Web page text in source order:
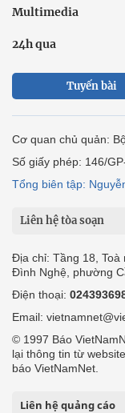
Multimedia
24h qua
Tuyến bài
Cơ quan chủ quản:
Số giấy phép: 146/
Tổng biên tập:
Liên hệ tòa soạn
Địa chỉ: Tầng 18, Toà
Đình Nghệ, phường
Điện thoại:
Email:
© 1997 Báo
lại thông tin từ
báo VietNamNet.
Liên hệ quảng cáo